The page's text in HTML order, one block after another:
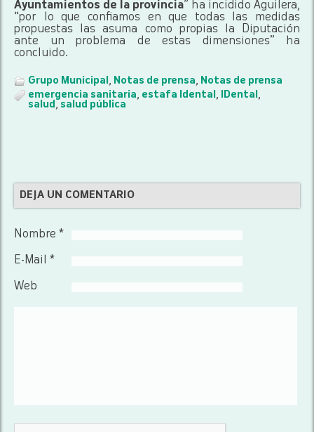
Ayuntamientos de la provincia” ha incidido Aguilera,
“por lo que confiamos en que todas las medidas
propuestas las asuma como propias la Diputación
ante un problema de estas dimensiones” ha
concluido.
Grupo Municipal Notas de prensa
Notas de prensa
emergencia sanitaria
estafa Idental IDental
salud
salud pública
DEJA UN COMENTARIO
Nombre *
E-Mail *
Web